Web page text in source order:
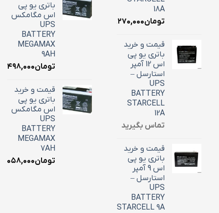
18A
تومان۶,۲۷۰,۰۰۰
قیمت و خرید
باتری یو پی
اس 12 آمپر
استارسل –
UPS
BATTERY
STARCELL
12A
تماس بگیرید
قیمت و خرید
باتری یو پی
اس 9 آمپر
استارسل –
UPS
BATTERY
STARCELL 9A
باتری یو پی
اس مگامکس
UPS
BATTERY
MEGAMAX
9AH
تومان
قیمت و خرید
باتری یو پی
اس مگامکس
UPS
BATTERY
MEGAMAX
7AH
تومان